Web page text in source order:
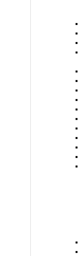
zuvorkommend.
Kanzlei nur von